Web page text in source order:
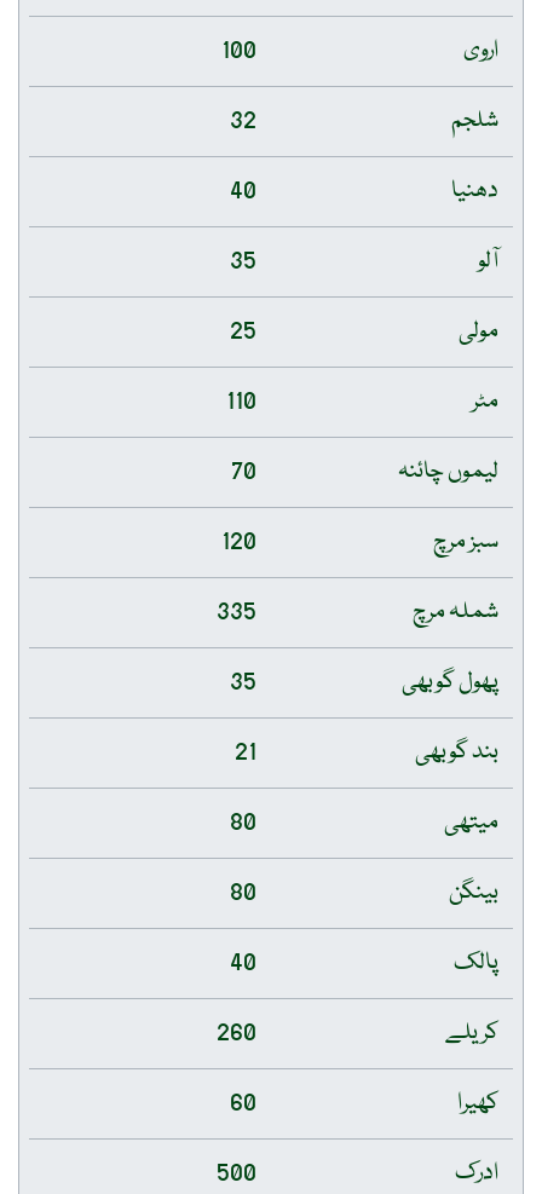
اروی
100
شلجم
32
دھنیا
40
آلو
35
مولی
25
مٹر
110
لیموں چائنہ
70
سبز مرچ
120
شملہ مرچ
335
پھول گوبھی
35
بند گوبھی
21
میتھی
80
بینگن
80
پالک
40
کریلے
260
کھیرا
60
ادرک
500